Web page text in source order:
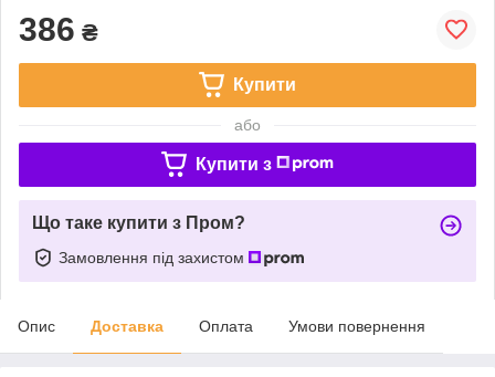
386 ₴
Купити
або
Купити з
Що таке купити з Пром?
Замовлення під захистом
Опис Доставка Оплата Умови повернення